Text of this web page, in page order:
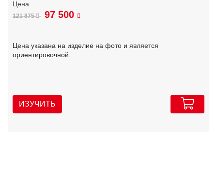
121 875 97 500
Цена указана на изделие на фото и является
ориентировочной.
ИЗУЧИТЬ